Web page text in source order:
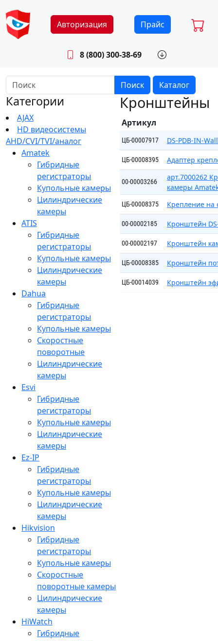
Авторизация Прайс
8 (800) 300-38-69
Будни: 8.30 - 17.00
Поиск Каталог
Категории
AJAX
HD видеосистемы
AHD/CVI/TVI/аналог
Amatek
Гибридные
регистраторы
Купольные камеры
Цилиндрические
камеры
ATIS
Гибридные
регистраторы
Купольные камеры
Цилиндрические
камеры
Dahua
Гибридные
регистраторы
Купольные камеры
Скоростные
поворотные
Цилиндрические
камеры
Esvi
Гибридные
регистраторы
Купольные камеры
Цилиндрические
камеры
Ez-IP
Гибридные
регистраторы
Купольные камеры
Цилиндрические
камеры
Hikvision
Гибридные
регистраторы
Купольные камеры
Скоростные
поворотные камеры
Цилиндрические
камеры
HiWatch
Гибридные
Кронштейны
Артикул
ЦБ-00007917 DS-PDB-IN-
ЦБ-00008395 Адаптер
00-00003266
арт.7000262
камеры
ЦБ-00008375 Крепление на
00-00002185 Кронштейн
00-00002197 Кронштейн
ЦБ-00008385 Кронштейн
ЦБ-00014039 Кронштейн